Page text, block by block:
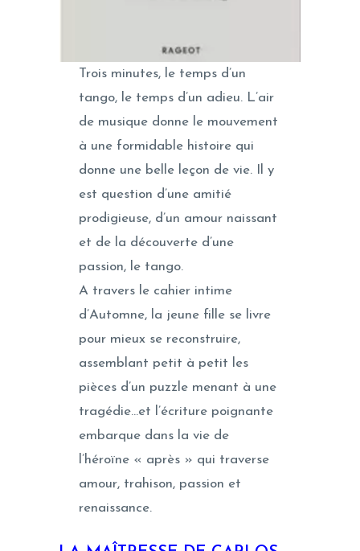
Trois minutes, le temps d’un
tango, le temps d’un adieu. L’air
de musique donne le mouvement
à une formidable histoire qui
donne une belle leçon de vie. Il y
est question d’une amitié
prodigieuse, d’un amour naissant
et de la découverte d’une
passion, le tango.
A travers le cahier intime
d’Automne, la jeune fille se livre
pour mieux se reconstruire,
assemblant petit à petit les
pièces d’un puzzle menant à une
tragédie…et l’écriture poignante
embarque dans la vie de
l’héroïne « après » qui traverse
amour, trahison, passion et
renaissance.